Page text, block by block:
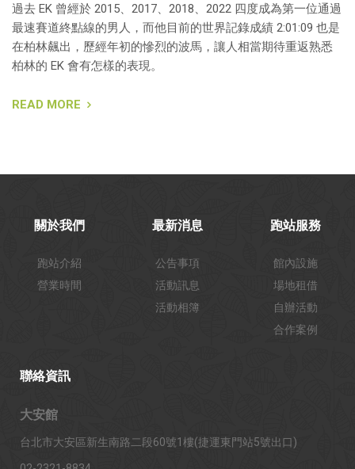
過去 EK 曾經於 2015、2017、2018、2022 四度成為第一位通過
最速賽道終點線的男人，而他目前的世界記錄成績 2:01:09 也是
在柏林飆出，歷經年初的慘烈的波馬，讓人相當期待重返熟悉
柏林的 EK 會有怎樣的表現。
READ MORE
關於我們
跑站介紹
營業時間
最新消息
公告事項
活動訊息
活動相簿
跑站服務
館內設施
場地租借
自辦活動
合作案例
聯絡資訊
大安館
台北市大安區新生南路二段60號1樓(捷運東門站5號出口)